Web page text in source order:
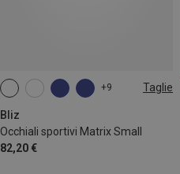
+9 Taglie
Bliz
Occhiali sportivi Matrix Small
82,20 €
ONE SIZE